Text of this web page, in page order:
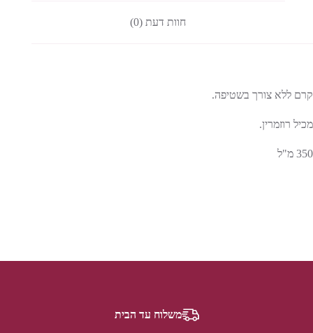
חוות דעת (0)
קרם ללא צורך בשטיפה.
מכיל רוזמרין.
350 מ"ל
משלוח עד הבית